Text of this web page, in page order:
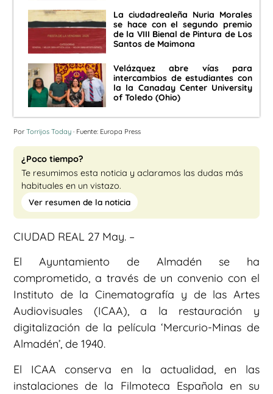
La ciudadrealeña Nuria Morales
se hace con el segundo premio
de la VIII Bienal de Pintura de Los
Santos de Maimona
Velázquez abre vías para
intercambios de estudiantes con
la la Canaday Center University
of Toledo (Ohio)
Por Torrijos Today · Fuente: Europa Press
¿Poco tiempo?
Te resumimos esta noticia y aclaramos las dudas más
habituales en un vistazo.
Ver resumen de la noticia
CIUDAD REAL 27 May. –
El Ayuntamiento de Almadén se ha
comprometido, a través de un convenio con el
Instituto de la Cinematografía y de las Artes
Audiovisuales (ICAA), a la restauración y
digitalización de la película ‘Mercurio-Minas de
Almadén’, de 1940.
El ICAA conserva en la actualidad, en las
instalaciones de la Filmoteca Española en su